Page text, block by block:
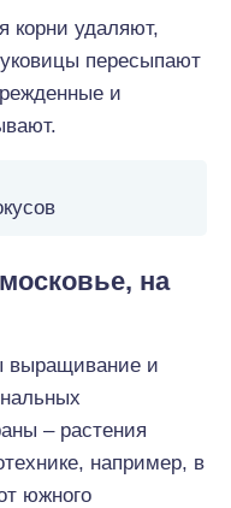
корни удаляют,
пересыпают
и
на
выращивание и
– растения
например, в
южного